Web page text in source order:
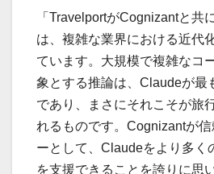
「TravelportがCognizantと共
は、複雑な業界における近代
ています。大規模で複雑なコ
象とする推論は、Claudeが最
であり、まさにそれこそが旅
れるものです。Cognizantが
ーとして、Claudeをより多く
を支援できることを誇りに思